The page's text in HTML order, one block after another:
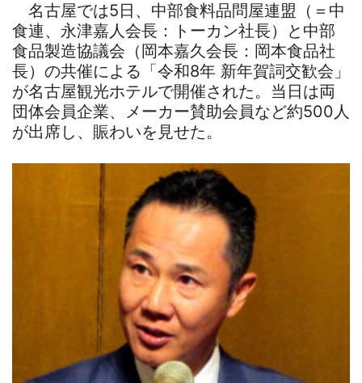
名古屋では5日、中部食料品問屋連盟（＝中
食連、永津嘉人会長：トーカン社長）と中部
食品製造協議会（岡本嘉久会長：岡本食品社
長）の共催による「令和8年 新年賀詞交歓会」
が名古屋観光ホテルで開催された。当日は両
団体会員企業、メーカー賛助会員など約500人
が出席し、賑わいを見せた。